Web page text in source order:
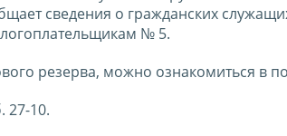
сведения о гражданских
№ 5.
резерва, можно ознакомиться в
27-10.